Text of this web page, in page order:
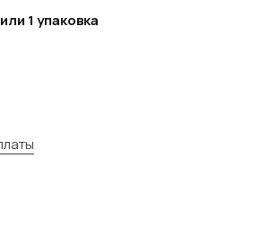
1 упаковка